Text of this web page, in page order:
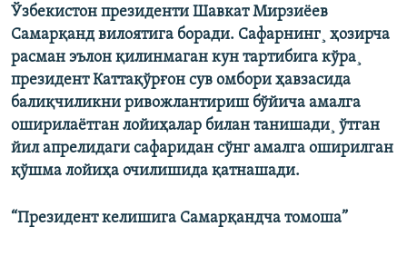
Ўзбекистон президенти Шавкат Мирзиëев
Самарқанд вилоятига боради. Сафарнинг¸ ҳозирча
расман эълон қилинмаган кун тартибига кўра¸
президент Каттақўрғон сув омбори ҳавзасида
балиқчиликни ривожлантириш бўйича амалга
оширилаётган лойиҳалар билан танишади¸ ўтган
йил апрелидаги сафаридан сўнг амалга оширилган
қўшма лойиҳа очилишида қатнашади.
“Президент келишига Самарқандча томоша”